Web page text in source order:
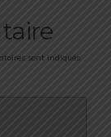
sont indiqués